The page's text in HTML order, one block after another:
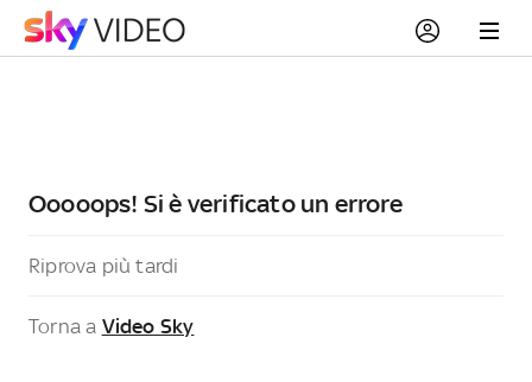
Ooooops! Si è verificato un errore
Riprova più tardi
Torna a Video Sky